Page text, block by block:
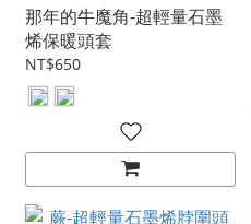
那年的牛魔角-超輕量石墨
烯保暖頭套
NT$650